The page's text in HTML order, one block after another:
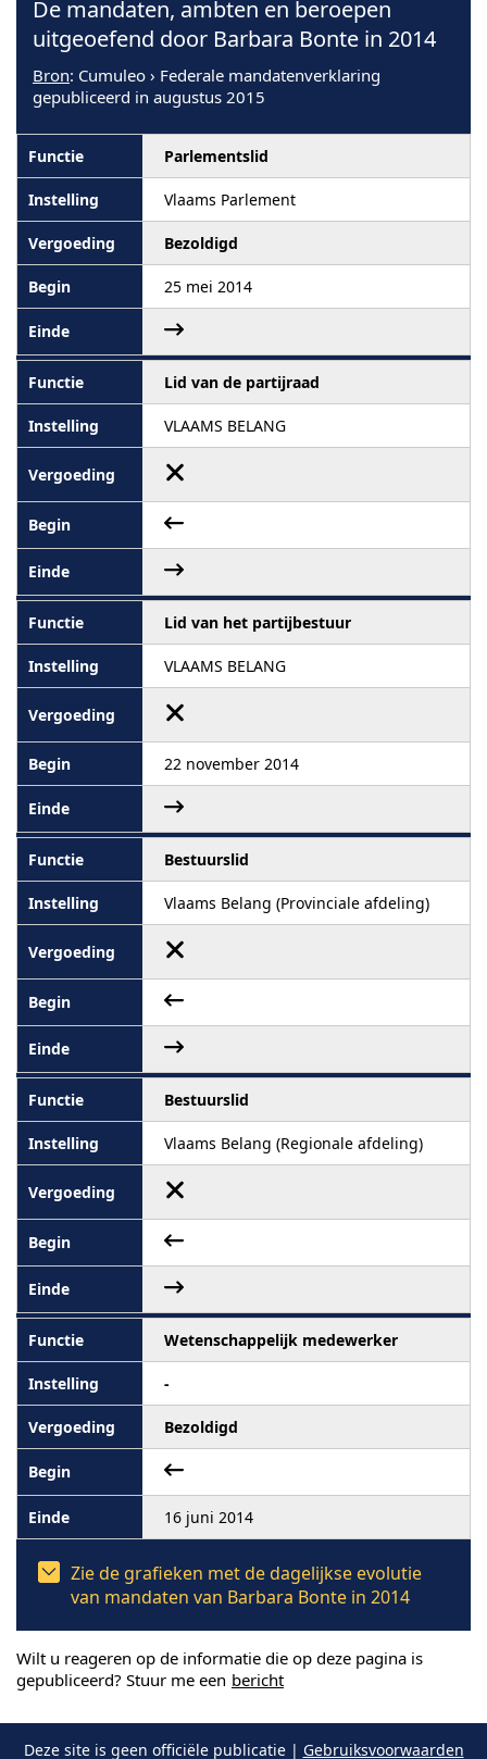
De mandaten, ambten en beroepen
uitgeoefend door Barbara Bonte in 2014
Bron: Cumuleo › Federale mandatenverklaring
gepubliceerd in augustus 2015
Parlementslid
Vlaams Parlement
Bezoldigd
25 mei 2014
Lid van de partijraad
VLAAMS BELANG
Lid van het partijbestuur
VLAAMS BELANG
22 november 2014
Bestuurslid
Vlaams Belang (Provinciale afdeling)
Bestuurslid
Vlaams Belang (Regionale afdeling)
Wetenschappelijk medewerker
-
Bezoldigd
16 juni 2014
Zie de grafieken met de dagelijkse evolutie
van mandaten van Barbara Bonte in 2014
Wilt u reageren op de informatie die op deze pagina is
gepubliceerd? Stuur me een bericht
Deze site is geen officiële publicatie | Gebruiksvoorwaarden